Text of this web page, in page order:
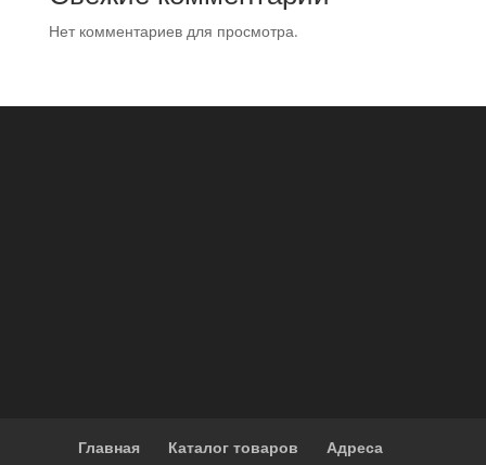
Нет комментариев для просмотра.
Главная Каталог товаров
Адреса